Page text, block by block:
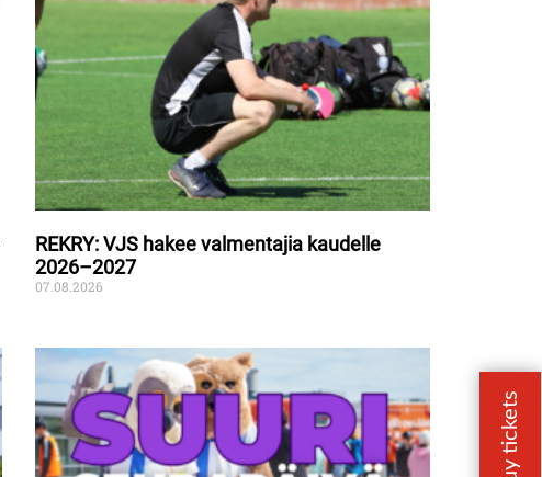
REKRY: VJS hakee valmentajia kaudelle
2026–2027
07.08.2026